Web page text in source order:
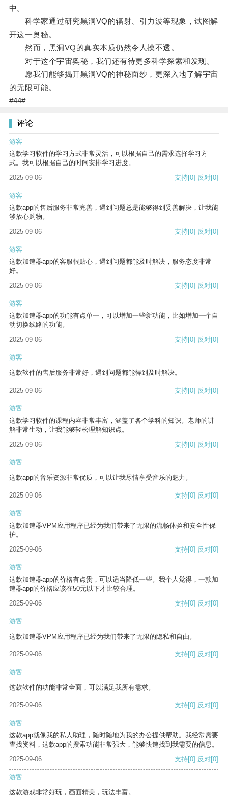
中。
科学家通过研究黑洞VQ的辐射、引力波等现象，试图解
开这一奥秘。
然而，黑洞VQ的真实本质仍然令人摸不透。
对于这个宇宙奥秘，我们还有待更多科学探索和发现。
愿我们能够揭开黑洞VQ的神秘面纱，更深入地了解宇宙
的无限可能。
#44#
评论
游客
这款学习软件的学习方式非常灵活，可以根据自己的需求选择学习方
式。我可以根据自己的时间安排学习进度。
2025-09-06
支持[0] 反对[0]
游客
这款app的售后服务非常完善，遇到问题总是能够得到妥善解决，让我能
够放心购物。
2025-09-06
支持[0] 反对[0]
游客
这款加速器app的客服很贴心，遇到问题都能及时解决，服务态度非常
好。
2025-09-06
支持[0] 反对[0]
游客
这款加速器app的功能有点单一，可以增加一些新功能，比如增加一个自
动切换线路的功能。
2025-09-06
支持[0] 反对[0]
游客
这款软件的售后服务非常好，遇到问题都能得到及时解决。
2025-09-06 支持[0] 反对[0]
游客
这款学习软件的课程内容非常丰富，涵盖了各个学科的知识。老师的讲
解非常生动，让我能够轻松理解知识点。
2025-09-06
支持[0] 反对[0]
游客
这款app的音乐资源非常优质，可以让我尽情享受音乐的魅力。
2025-09-06 支持[0] 反对[0]
游客
这款加速器VPM应用程序已经为我们带来了无限的流畅体验和安全性保
护。
2025-09-06
支持[0] 反对[0]
游客
这款加速器app的价格有点贵，可以适当降低一些。我个人觉得，一款加
速器app的价格应该在50元以下才比较合理。
2025-09-06
支持[0] 反对[0]
游客
这款加速器VPM应用程序已经为我们带来了无限的隐私和自由。
2025-09-06 支持[0] 反对[0]
游客
这款软件的功能非常全面，可以满足我所有需求。
2025-09-06 支持[0] 反对[0]
游客
这款app就像我的私人助理，随时随地为我的办公提供帮助。我经常需要
查找资料，这款app的搜索功能非常强大，能够快速找到我需要的信息。
2025-09-06
支持[0] 反对[0]
游客
这款游戏非常好玩，画面精美，玩法丰富。